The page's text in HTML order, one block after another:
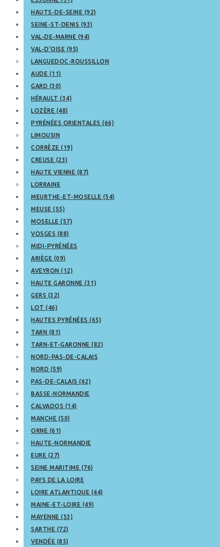
HAUTS-DE-SEINE (92)
SEINE-ST-DENIS (93)
VAL-DE-MARNE (94)
VAL-D’OISE (95)
LANGUEDOC-ROUSSILLON
AUDE (11)
GARD (30)
HÉRAULT (34)
LOZÈRE (48)
PYRÉNÉES ORIENTALES (66)
LIMOUSIN
CORRÈZE (19)
CREUSE (23)
HAUTE VIENNE (87)
LORRAINE
MEURTHE-ET-MOSELLE (54)
MEUSE (55)
MOSELLE (57)
VOSGES (88)
MIDI-PYRÉNÉES
ARIÈGE (09)
AVEYRON (12)
HAUTE GARONNE (31)
GERS (32)
LOT (46)
HAUTES PYRÉNÉES (65)
TARN (81)
TARN-ET-GARONNE (82)
NORD-PAS-DE-CALAIS
NORD (59)
PAS-DE-CALAIS (62)
BASSE-NORMANDIE
CALVADOS (14)
MANCHE (50)
ORNE (61)
HAUTE-NORMANDIE
EURE (27)
SEINE MARITIME (76)
PAYS DE LA LOIRE
LOIRE ATLANTIQUE (44)
MAINE-ET-LOIRE (49)
MAYENNE (53)
SARTHE (72)
VENDÉE (85)